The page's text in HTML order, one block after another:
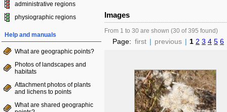
administrative regions
physiographic regions
Help and manuals
What are geographic points?
Photos of landscapes and
habitats
Attachment photos of plants
and lichens to points
What are shared geographic
Images
From 1 to 30 are shown (30 of 395 found)
Page: first | previous | 1 2 3 4 5 6